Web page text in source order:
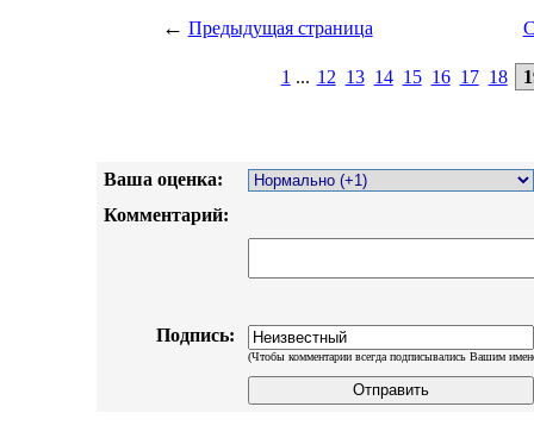
← Предыдущая страница
1 ... 12 13 14 15 16 17 18
Ваша оценка:
Комментарий:
Подпись:
(Чтобы комментарии всегда подписывались Вашим